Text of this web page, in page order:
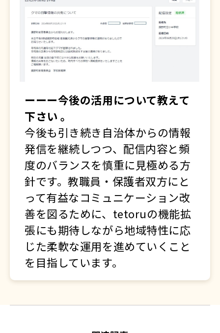
ーーー今後の活用について教えて
下さい 。
今後も引き続き自治体からの情報
発信を継続しつつ、配信内容と頻
度のバランスを慎重に見極める方
針です。教職員・保護者双方にと
って有益なコミュニケーション改
善を図るために、tetoruの機能拡
張にも期待しながら地域特性に応
じた柔軟な運用を進めていくこと
を目指しています。